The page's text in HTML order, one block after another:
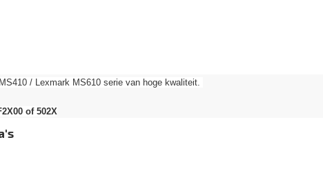
/ Lexmark MS610 serie van hoge kwaliteit.
of 502X